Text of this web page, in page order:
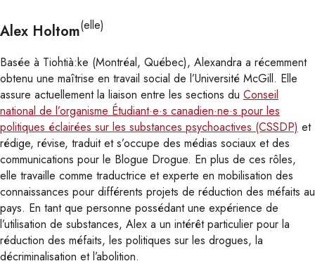
Alex Holtom(elle)
Basée à Tiohtià:ke (Montréal, Québec), Alexandra a récemment
obtenu une maîtrise en travail social de l’Université McGill. Elle
assure actuellement la liaison entre les sections du Conseil
national de l’organisme Étudiant·e·s canadien·ne·s pour les
politiques éclairées sur les substances psychoactives (CSSDP) et
rédige, révise, traduit et s’occupe des médias sociaux et des
communications pour le Blogue Drogue. En plus de ces rôles,
elle travaille comme traductrice et experte en mobilisation des
connaissances pour différents projets de réduction des méfaits au
pays. En tant que personne possédant une expérience de
l’utilisation de substances, Alex a un intérêt particulier pour la
réduction des méfaits, les politiques sur les drogues, la
décriminalisation et l’abolition.